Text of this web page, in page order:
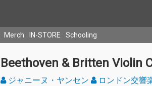
Merch IN-STORE Schooling
Beethoven & Britten Violin
ジャニーヌ・ヤンセン ロンドン交響